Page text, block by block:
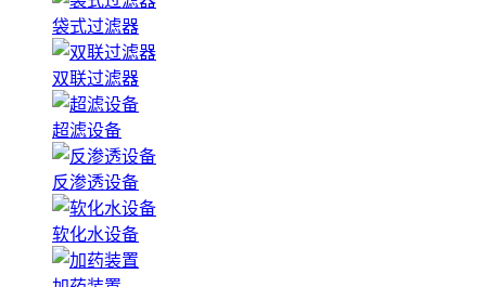
袋式过滤器
双联过滤器
超滤设备
反渗透设备
软化水设备